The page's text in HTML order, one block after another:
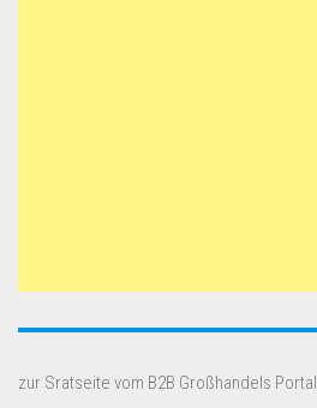
zur Sratseite vom B2B Großhandels Portal